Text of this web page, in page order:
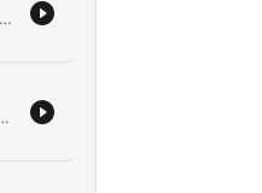
Robert Ballard, souffrant d'amnésie, tente de retrouver son identité et sa fortune sous la surveillance de son homme d'affaires, Martin. Après découvrir que son valet Francis détient un secret compromettant sur un meurtre passé, Robert met en place un plan machiavélique pour éliminer le témoin. Le récit suit l'empoisonnement de Francis et la tentative de fuite du narrateur, interrompue par un contrôle de police. La découverte d'une lettre de rupture de sa femme Sophie provoque alors le retour soudain de sa mémoire, révélant une machination complexe impliquant chantage et manipulation.
identité pour attirer Caroline dans un appartement afin de l'étrangler. Il tente ensuite de détourner les soupçons en appelant la police pour signaler sa disparition, mais l'enquête finit par révéler le corps et confronter Howard à sa propre mise en scène.